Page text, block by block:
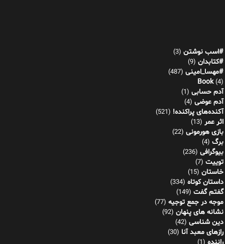
#اسب نوشتن (3)
#کتابدان (9)
#مهسا_امینی (487)
Book(4)
آدم حسابی (1)
آدم عوضی (4)
آکنده‌های پراکنده! (521)
اثر عمر (13)
بازی هورمونی (22)
برگ (4)
بیوگرافی (236)
توییت (7)
خاستان (15)
داستان کوتاه (334)
گفتم گفت (149)
موجه در جمع توجیه (77)
نشانه های پنهان (92)
دین شناسی (42)
رازهای معبد آنا (30)